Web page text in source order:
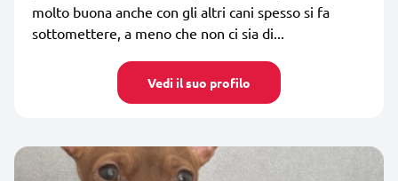
molto buona anche con gli altri cani spesso si fa
sottomettere, a meno che non ci sia di...
Vedi il suo profilo